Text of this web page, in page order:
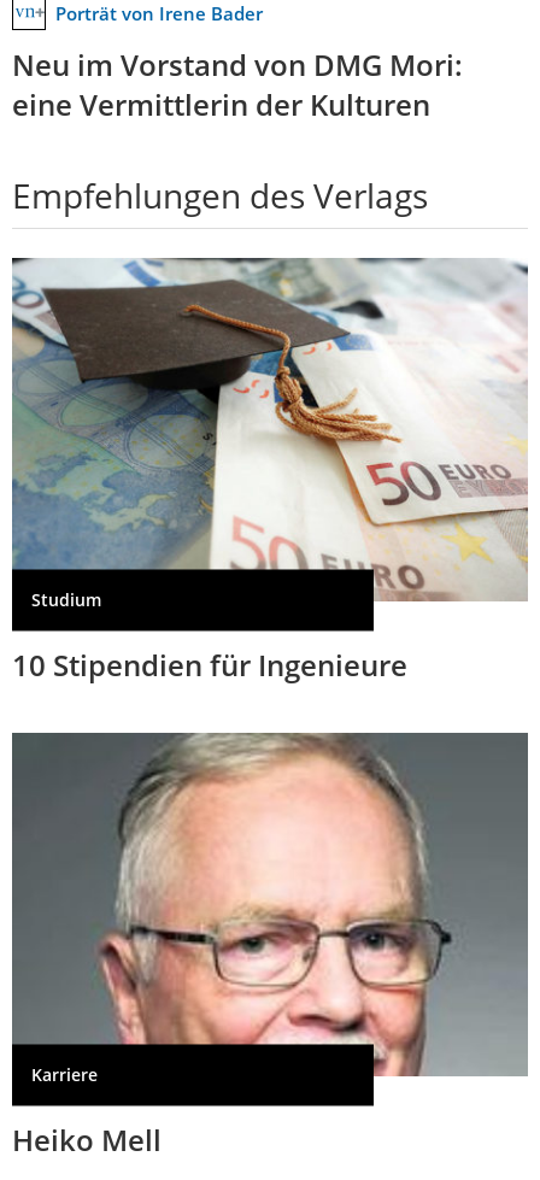
Porträt von Irene Bader
Neu im Vorstand von DMG Mori:
eine Vermittlerin der Kulturen
Empfehlungen des Verlags
Studium
10 Stipendien für Ingenieure
Karriere
Heiko Mell